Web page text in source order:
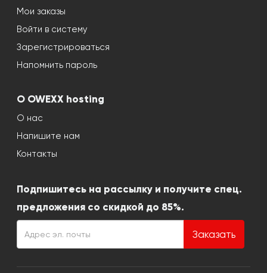
Мои заказы
Войти в систему
Зарегистрироваться
Напомнить пароль
О OWEXX hosting
О нас
Напишите нам
Контакты
Подпишитесь на рассылку и получите спец.
предложения со скидкой до 85%.
Заказать